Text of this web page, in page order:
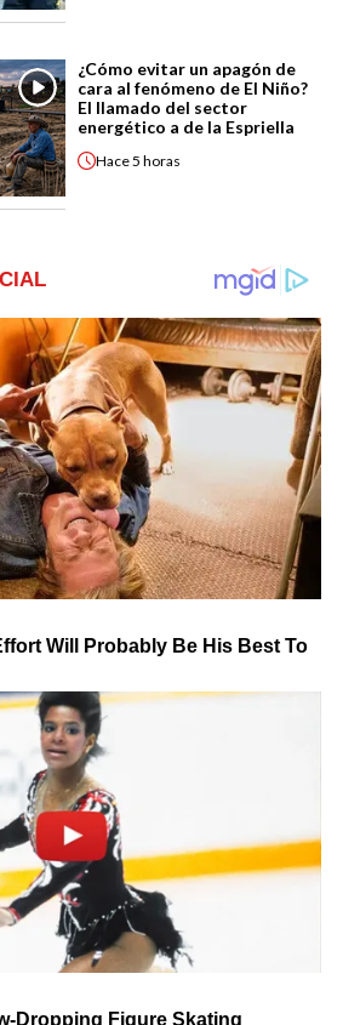
¿Cómo evitar un apagón de
cara al fenómeno de El Niño?
El llamado del sector
energético a de la Espriella
Hace5 horas